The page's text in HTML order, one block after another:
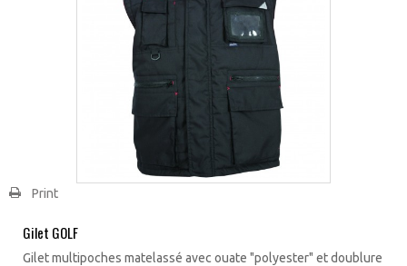
Print
Gilet GOLF
Gilet multipoches matelassé avec ouate "polyester" et doublure